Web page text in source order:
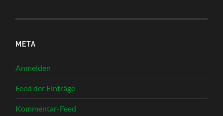
META
Anmelden
Feed der Einträge
Kommentar-Feed